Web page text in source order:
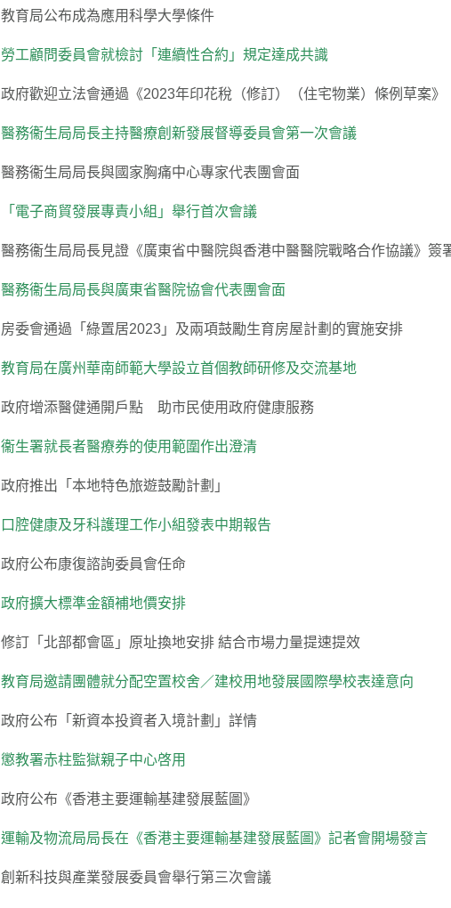
教育局公布成為應用科學大學條件
勞工顧問委員會就檢討「連續性合約」規定達成共識
政府歡迎立法會通過《2023年印花稅（修訂）（住宅物業）條例草案》
醫務衞生局局長主持醫療創新發展督導委員會第一次會議
醫務衞生局局長與國家胸痛中心專家代表團會面
「電子商貿發展專責小組」舉行首次會議
醫務衞生局局長見證《廣東省中醫院與香港中醫醫院戰略合作協議》簽
醫務衞生局局長與廣東省醫院協會代表團會面
房委會通過「綠置居2023」及兩項鼓勵生育房屋計劃的實施安排
教育局在廣州華南師範大學設立首個教師研修及交流基地
政府增添醫健通開戶點 助市民使用政府健康服務
衞生署就長者醫療券的使用範圍作出澄清
政府推出「本地特色旅遊鼓勵計劃」
口腔健康及牙科護理工作小組發表中期報告
政府公布康復諮詢委員會任命
政府擴大標準金額補地價安排
修訂「北部都會區」原址換地安排 結合市場力量提速提效
教育局邀請團體就分配空置校舍／建校用地發展國際學校表達意向
政府公布「新資本投資者入境計劃」詳情
懲教署赤柱監獄親子中心啓用
政府公布《香港主要運輸基建發展藍圖》
運輸及物流局局長在《香港主要運輸基建發展藍圖》記者會開場發言
創新科技與產業發展委員會舉行第三次會議